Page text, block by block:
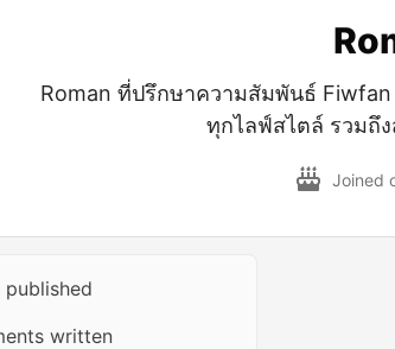
Roman ที่ปรึกษาความสัมพันธ์
ทุกไลฟ์สไตล์ รวมถึง
Joined
written